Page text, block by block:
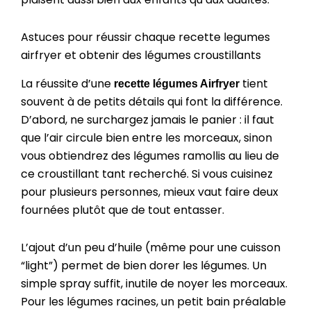
Astuces pour réussir chaque recette legumes
airfryer et obtenir des légumes croustillants
La réussite d’une recette légumes Airfryer tient
souvent à de petits détails qui font la différence.
D’abord, ne surchargez jamais le panier : il faut
que l’air circule bien entre les morceaux, sinon
vous obtiendrez des légumes ramollis au lieu de
ce croustillant tant recherché. Si vous cuisinez
pour plusieurs personnes, mieux vaut faire deux
fournées plutôt que de tout entasser.
L’ajout d’un peu d’huile (même pour une cuisson
“light”) permet de bien dorer les légumes. Un
simple spray suffit, inutile de noyer les morceaux.
Pour les légumes racines, un petit bain préalable